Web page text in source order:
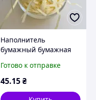
Наполнитель
бумажный бумажная
бежевый для коробок и
пакетов
Готово к отправке
45.15₴